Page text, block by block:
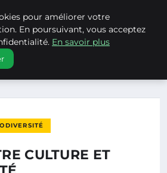
ET BIODIVERSITÉ
ET BIODIVERSITÉ
CULTURE ET
pour améliorer votre
En poursuivant, vous acceptez
En savoir plus